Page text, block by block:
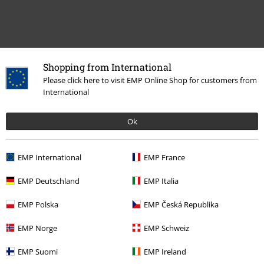
Shopping from International
Please click here to visit EMP Online Shop for customers from
International
Ok
EMP International EMP France
EMP Deutschland EMP Italia
EMP Polska EMP Česká Republika
EMP Norge EMP Schweiz
EMP Suomi EMP Ireland
Kč 949,00